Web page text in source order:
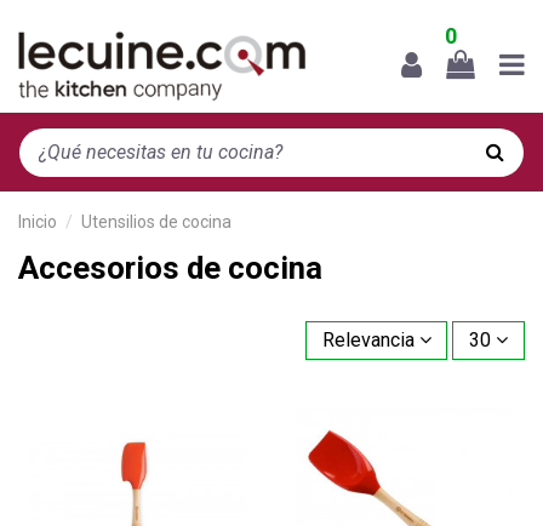
0
Inicio Utensilios de cocina
Accesorios de cocina
Relevancia 30